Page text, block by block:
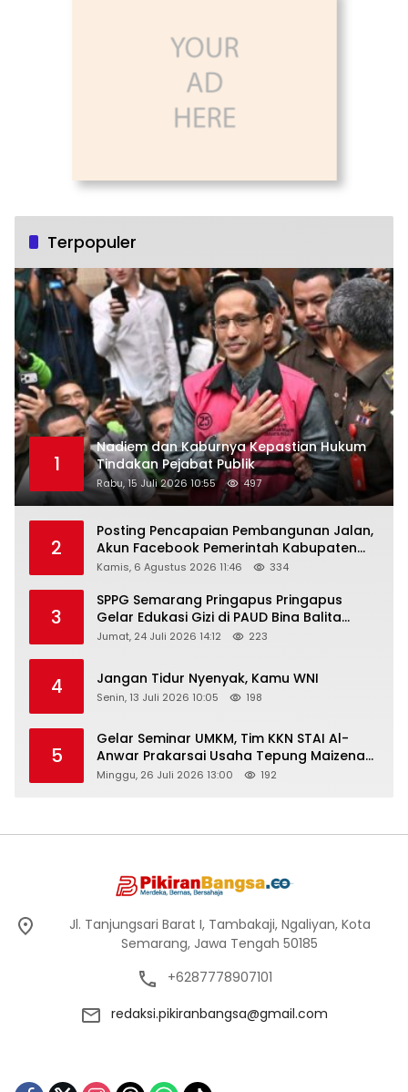
Terpopuler
1
Nadiem dan Kaburnya Kepastian Hukum
Tindakan Pejabat Publik
Rabu, 15 Juli 2026 10:55 497
2
Posting Pencapaian Pembangunan Jalan,
Akun Facebook Pemerintah Kabupaten
Rembang “Dirujak” Warganet
Kamis, 6 Agustus 2026 11:46 334
3
SPPG Semarang Pringapus Pringapus
Gelar Edukasi Gizi di PAUD Bina Balita
Peringati Hari Anak Nasional 2026
Jumat, 24 Juli 2026 14:12 223
4 Jangan Tidur Nyenyak, Kamu WNI
Senin, 13 Juli 2026 10:05 198
5
Gelar Seminar UMKM, Tim KKN STAI Al-
Anwar Prakarsai Usaha Tepung Maizena
di Logung
Minggu, 26 Juli 2026 13:00 192
Jl. Tanjungsari Barat I, Tambakaji, Ngaliyan, Kota
Semarang, Jawa Tengah 50185
+6287778907101
redaksi.pikiranbangsa@gmail.com